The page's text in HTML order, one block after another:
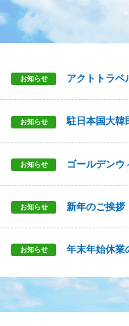
お知らせ アクトトラベ
お知らせ 駐日本国大韓
お知らせ ゴールデンウ
お知らせ 新年のご挨拶
お知らせ 年末年始休業